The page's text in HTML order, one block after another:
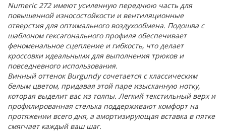
Numeric 272 имеют усиленную переднюю часть для
повышенной износостойкости и вентиляционные
отверстия для оптимального воздухообмена. Подошва с
шаблоном гексагонального профиля обеспечивает
феноменальное сцепление и гибкость, что делает
кроссовки идеальными для выполнения трюков и
повседневного использования.
Винный оттенок Burgundy сочетается с классическим
белым цветом, придавая этой паре изысканную нотку,
которая выделит вас из толпы. Легкий текстильный верх и
профилированная стелька поддерживают комфорт на
протяжении всего дня, а амортизирующая вставка в пятке
смягчает каждый ваш шаг.